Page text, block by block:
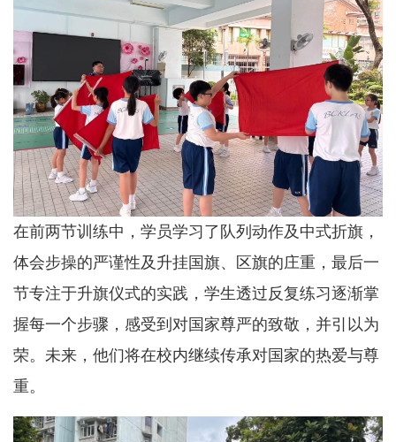
在前两节训练中，学员学习了队列动作及中式折旗，
体会步操的严谨性及升挂国旗、区旗的庄重，最后一
节专注于升旗仪式的实践，学生透过反复练习逐渐掌
握每一个步骤，感受到对国家尊严的致敬，并引以为
荣。未来，他们将在校内继续传承对国家的热爱与尊
重。